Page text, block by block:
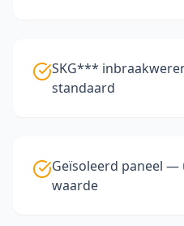
SKG***
standaard
Geïsoleerd paneel
waarde